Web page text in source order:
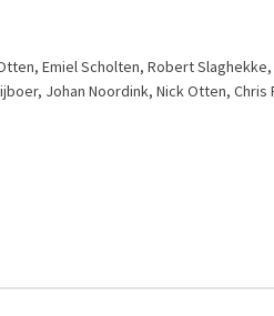
Emiel Scholten, Robert
Johan Noordink, Nick Otten,